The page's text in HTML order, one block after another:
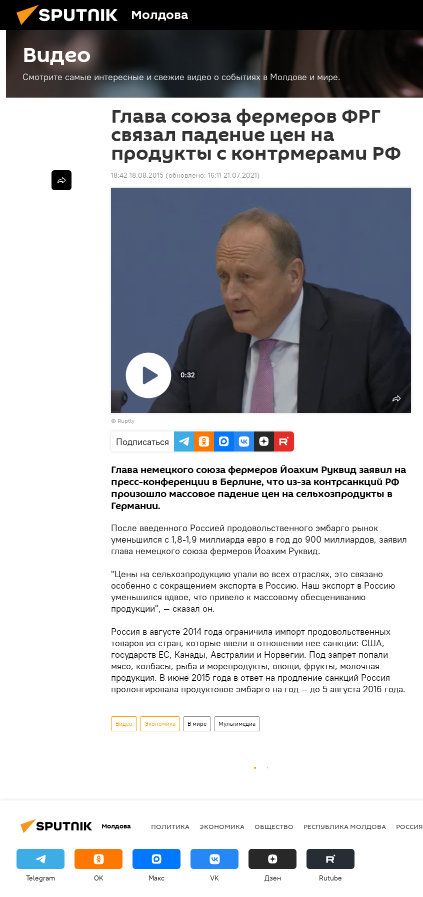
Молдова
Видео
Смотрите самые интересные и свежие видео о событиях в Молдове и мире.
Глава союза фермеров ФРГ
связал падение цен на
продукты с контрмерами РФ
18:42 18.08.2015 (обновлено: 16:11 21.07.2021)
Воспроизвести
0:32
© Ruptly
Подписаться
Глава немецкого союза фермеров Йоахим Руквид заявил на
пресс-конференции в Берлине, что из-за контрсанкций РФ
произошло массовое падение цен на сельхозпродукты в
Германии.
После введенного Россией продовольственного эмбарго рынок
уменьшился с 1,8-1,9 миллиарда евро в год до 900 миллиардов, заявил
глава немецкого союза фермеров Йоахим Руквид.
"Цены на сельхозпродукцию упали во всех отраслях, это связано
особенно с сокращением экспорта в Россию. Наш экспорт в Россию
уменьшился вдвое, что привело к массовому обесцениванию
продукции", — сказал он.
Россия в августе 2014 года ограничила импорт продовольственных
товаров из стран, которые ввели в отношении нее санкции: США,
государств ЕС, Канады, Австралии и Норвегии. Под запрет попали
мясо, колбасы, рыба и морепродукты, овощи, фрукты, молочная
продукция. В июне 2015 года в ответ на продление санкций Россия
пролонгировала продуктовое эмбарго на год — до 5 августа 2016 года.
Видео Экономика В мире Мультимедиа
Молдова ПОЛИТИКА ЭКОНОМИКА ОБЩЕСТВО РЕСПУБЛИКА МОЛДОВА РОССИЯ
Telegram OK Макс VK Дзен Rutube